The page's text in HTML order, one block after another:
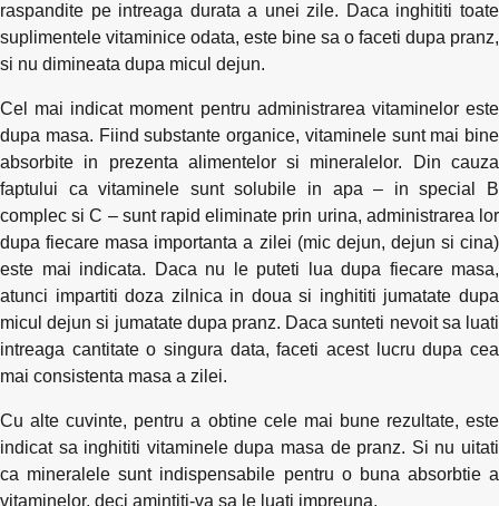
raspandite pe intreaga durata a unei zile. Daca inghititi toate
suplimentele vitaminice odata, este bine sa o faceti dupa pranz,
si nu dimineata dupa micul dejun.
Cel mai indicat moment pentru administrarea vitaminelor este
dupa masa. Fiind substante organice, vitaminele sunt mai bine
absorbite in prezenta alimentelor si mineralelor. Din cauza
faptului ca vitaminele sunt solubile in apa – in special B
complec si C – sunt rapid eliminate prin urina, administrarea lor
dupa fiecare masa importanta a zilei (mic dejun, dejun si cina)
este mai indicata. Daca nu le puteti lua dupa fiecare masa,
atunci impartiti doza zilnica in doua si inghititi jumatate dupa
micul dejun si jumatate dupa pranz. Daca sunteti nevoit sa luati
intreaga cantitate o singura data, faceti acest lucru dupa cea
mai consistenta masa a zilei.
Cu alte cuvinte, pentru a obtine cele mai bune rezultate, este
indicat sa inghititi vitaminele dupa masa de pranz. Si nu uitati
ca mineralele sunt indispensabile pentru o buna absorbtie a
vitaminelor, deci amintiti-va sa le luati impreuna.